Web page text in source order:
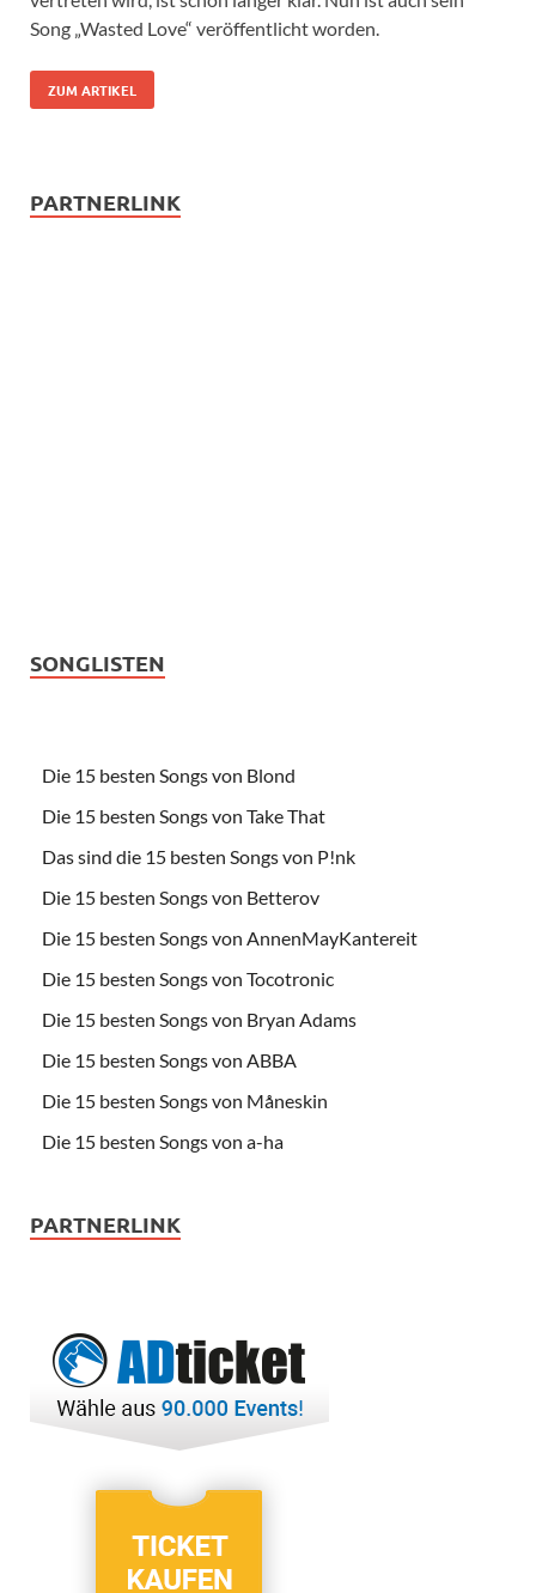
Song „Wasted Love“ veröffentlicht worden.
ZUM ARTIKEL
PARTNERLINK
SONGLISTEN
Die 15 besten Songs von Blond
Die 15 besten Songs von Take That
Das sind die 15 besten Songs von P!nk
Die 15 besten Songs von Betterov
Die 15 besten Songs von AnnenMayKantereit
Die 15 besten Songs von Tocotronic
Die 15 besten Songs von Bryan Adams
Die 15 besten Songs von ABBA
Die 15 besten Songs von Måneskin
Die 15 besten Songs von a-ha
PARTNERLINK